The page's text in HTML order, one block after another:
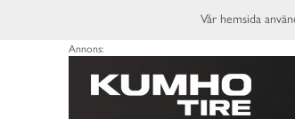
Annons:
Vår hemsida